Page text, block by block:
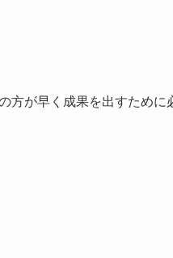
方が早く成果を出すために